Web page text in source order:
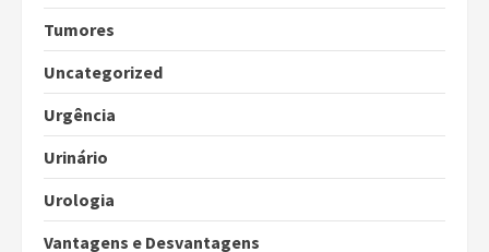
Tumores
Uncategorized
Urgência
Urinário
Urologia
Vantagens e Desvantagens